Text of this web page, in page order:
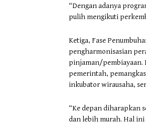
“Dengan adanya
pulih mengikuti
Ketiga, Fase
pengharmonisasian
pinjaman/pembiayaan.
pemerintah,
inkubator wirausaha,
“Ke depan diharapkan
dan lebih murah. Hal ini